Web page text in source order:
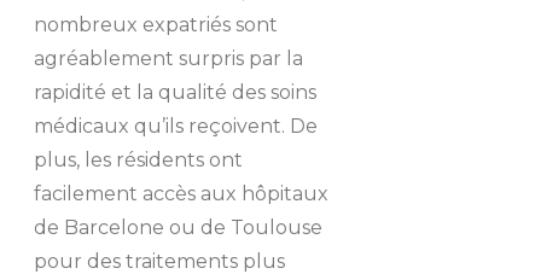
nombreux expatriés sont
agréablement surpris par la
rapidité et la qualité des soins
médicaux qu’ils reçoivent. De
plus, les résidents ont
facilement accès aux hôpitaux
de Barcelone ou de Toulouse
pour des traitements plus